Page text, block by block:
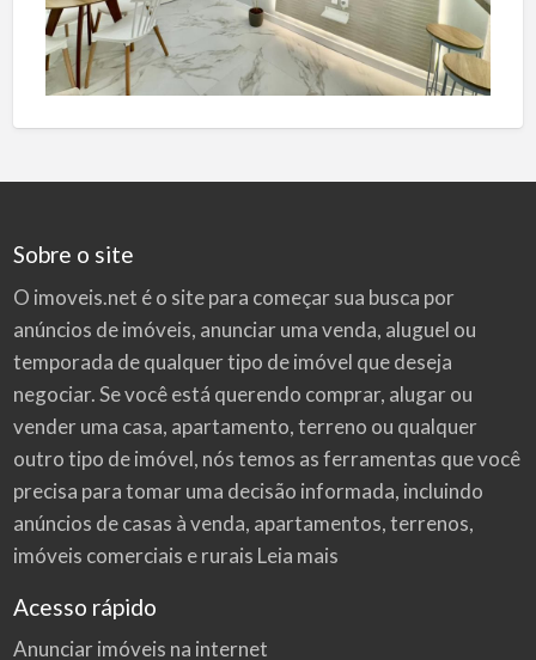
Sobre o site
O imoveis.net é o site para começar sua busca por
anúncios de imóveis, anunciar uma venda, aluguel ou
temporada de qualquer tipo de imóvel que deseja
negociar. Se você está querendo comprar, alugar ou
vender uma casa, apartamento, terreno ou qualquer
outro tipo de imóvel, nós temos as ferramentas que você
precisa para tomar uma decisão informada, incluindo
anúncios de casas à venda, apartamentos, terrenos,
imóveis comerciais e rurais Leia mais
Acesso rápido
Anunciar imóveis na internet